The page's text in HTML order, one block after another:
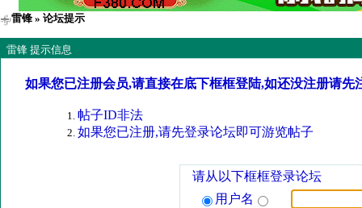
雷锋 » 论坛提示
雷锋 提示信息
如果您已注册会员,请直接在底下框框登陆,如还没注册请先
帖子ID非法
如果您已注册,请先登录论坛即可游览帖子
请从以下框框登录论坛
用户名